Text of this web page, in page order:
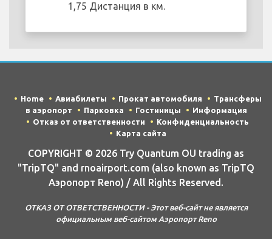
1,75 Дистанция в км.
Home Авиабилеты Прокат автомобиля
Трансферы
в аэропорт
Парковка Гостиницы
Информация
Отказ от ответственности
Конфиденциальность
Карта сайта
COPYRIGHT © 2026 Try Quantum OU trading as
"TripTQ" and rnoairport.com (also known as TripTQ
Аэропорт Reno) / All Rights Reserved.
ОТКАЗ ОТ ОТВЕТСТВЕННОСТИ - Этот веб-сайт не является
официальным веб-сайтом Аэропорт Reno